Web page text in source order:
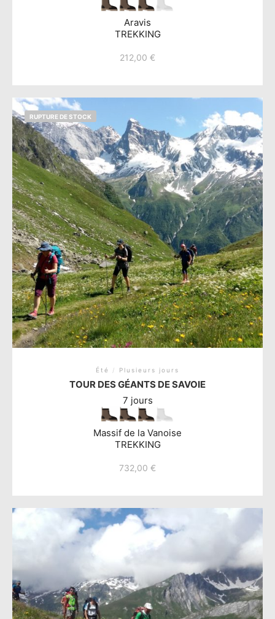
Aravis
TREKKING
212,00 €
RUPTURE DE STOCK
Été / Plusieurs jours
TOUR DES GÉANTS DE SAVOIE
7 jours
Massif de la Vanoise
TREKKING
732,00 €